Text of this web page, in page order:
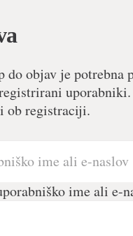
do objav je
ob registraciji.
ime ali e-